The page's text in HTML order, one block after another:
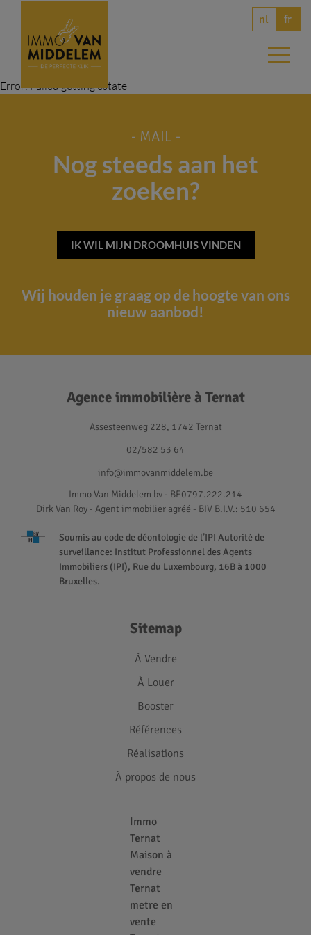
nl fr
Error: Failed getting estate
- MAIL -
Nog steeds aan het
zoeken?
IK WIL MIJN DROOMHUIS VINDEN
Wij houden je graag op de hoogte van ons
nieuw aanbod!
Agence immobilière à Ternat
Assesteenweg 228, 1742 Ternat
02/582 53 64
info@immovanmiddelem.be
Immo Van Middelem bv - BE0797.222.214
Dirk Van Roy - Agent immobilier agréé - BIV B.I.V.: 510 654
Soumis au code de déontologie de l’IPI Autorité de
surveillance: Institut Professionnel des Agents
Immobiliers (IPI), Rue du Luxembourg, 16B à 1000
Bruxelles.
Sitemap
À Vendre
À Louer
Booster
Références
Réalisations
À propos de nous
Immo
Ternat
Maison à
vendre
Ternat
metre en
vente